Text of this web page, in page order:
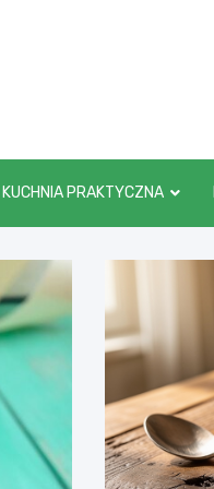
KUCHNIA PRAKTYCZNA